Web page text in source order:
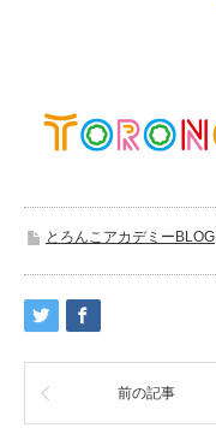
とろんこアカデミーBLOG
前の記事